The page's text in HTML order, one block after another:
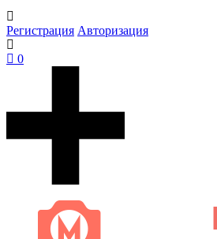
Регистрация Авторизация
0